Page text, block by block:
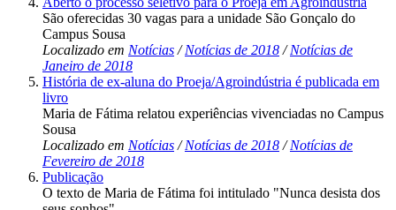
São oferecidas 30 vagas para a unidade São Gonçalo do
Campus Sousa
Localizado em Notícias /Notícias de 2018 /Notícias de
Janeiro de 2018
História de ex-aluna do Proeja/Agroindústria é publicada em
livro
Maria de Fátima relatou experiências vivenciadas no Campus
Sousa
Localizado em Notícias /Notícias de 2018 /Notícias de
Fevereiro de 2018
Publicação
O texto de Maria de Fátima foi intitulado "Nunca desista dos